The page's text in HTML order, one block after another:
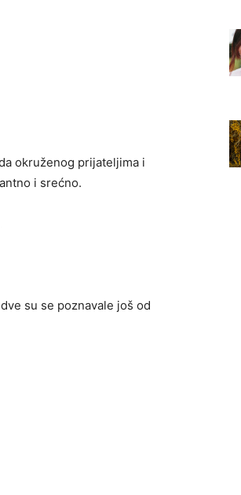
okruženog prijateljima i
i srećno.
su se poznavale još od